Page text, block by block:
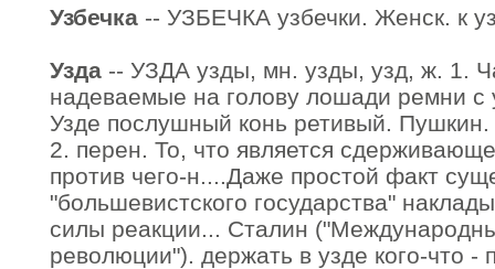
Узбечка -- УЗБЕЧКА узбечки. Женск. к
Узда -- УЗДА узды, мн. узды, узд, ж. 1.
надеваемые на голову лошади ремни с
Узде послушный конь ретивый.
2. перен. То, что является
против чего-н....Даже простой факт
"большевистского государства"
силы реакции... Сталин
революции"). держать в узде кого-что -